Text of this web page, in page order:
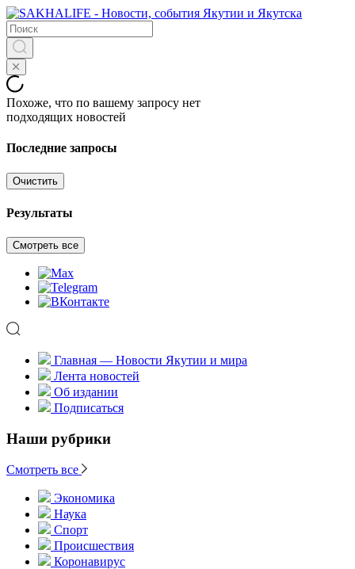
Похоже, что по вашему запросу нет
подходящих новостей
Последние запросы
Очистить
Результаты
Смотреть все
Главная — Новости Якутии и мира
Лента новостей
Об издании
Подписаться
Наши рубрики
Смотреть все
Экономика
Наука
Спорт
Происшествия
Коронавирус